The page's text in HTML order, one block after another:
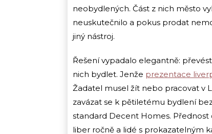
neobydlených. Část z nich město
neuskutečnilo a pokus prodat
jiný nástroj.
Řešení vypadalo elegantně:
nich bydlet. Jenže prezentace
Žadatel musel žít nebo pracovat v
zavázat se k pětiletému bydlení
standard Decent Homes. Přednost
liber ročně a lidé s prokazatelným